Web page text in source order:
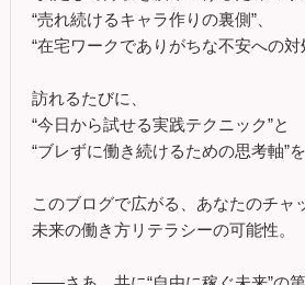
“売れ続けるキャラ作りの裏側”、
“在宅ワークでありがちな不安への
訪れるたびに、
“今日から試せる実践テクニック”と
“ブレずに働き続けるための思考軸”
このブログで広がる、あなたのチャ
未来の働き方リテラシーの可能性。